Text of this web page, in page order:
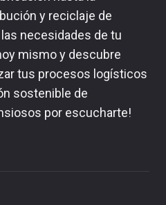
y reciclaje de
necesidades de tu
mismo y descubre
tus procesos logísticos
sostenible de
por escucharte!